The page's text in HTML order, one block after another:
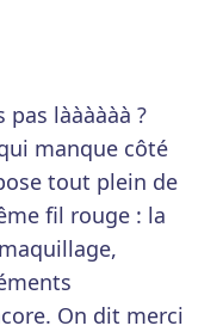
pas làààààà ?
manque côté
tout plein de
fil rouge : la
On dit merci